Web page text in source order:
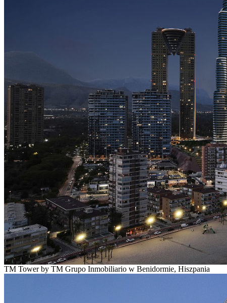
TM Tower by TM Grupo Inmobiliario w Benidormie, Hiszpania